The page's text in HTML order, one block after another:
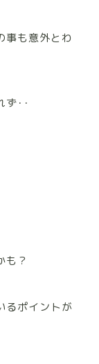
事も意外とわ
ず･･
も？
るポイントが